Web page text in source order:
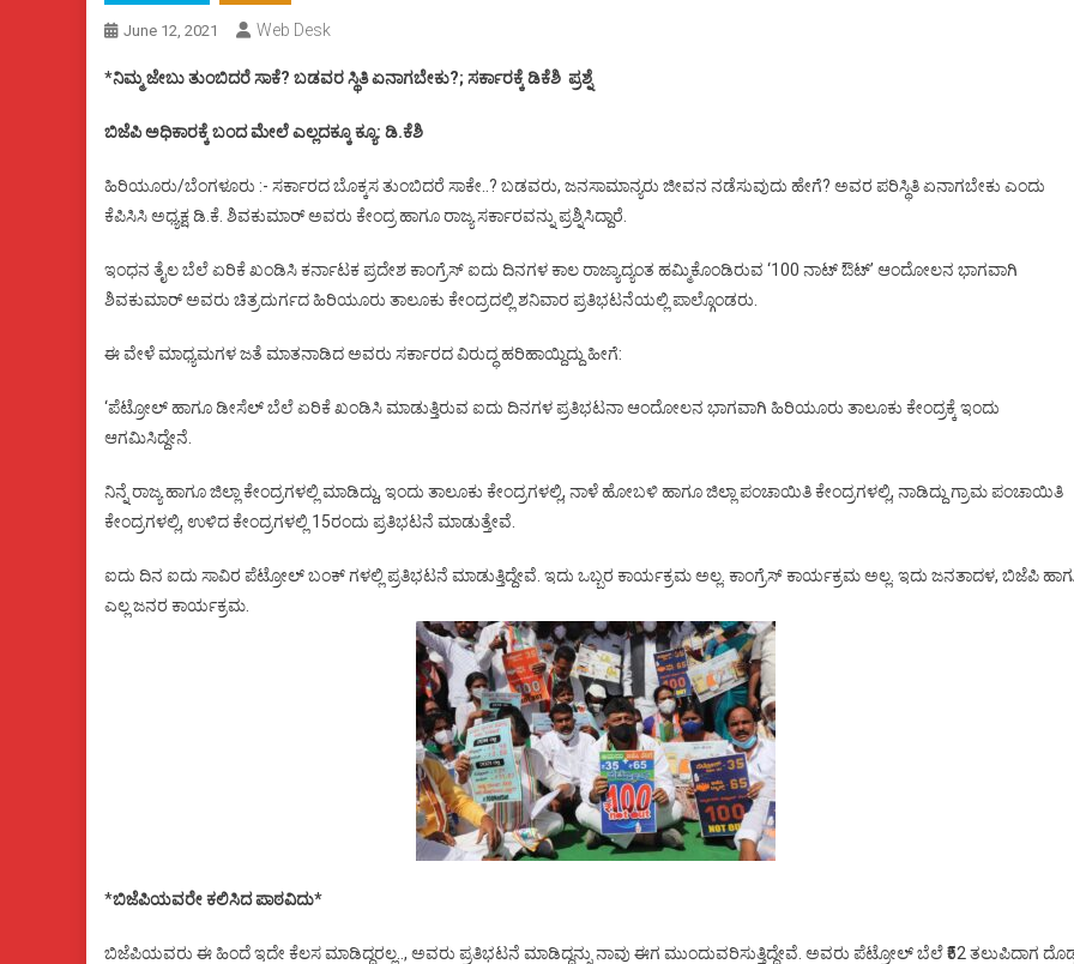
June 12, 2021 Web Desk
*ನಿಮ್ಮ ಜೇಬು ತುಂಬಿದರೆ ಸಾಕೆ? ಬಡವರ ಸ್ಥಿತಿ ಏನಾಗಬೇಕು?; ಸರ್ಕಾರಕ್ಕೆ ಡಿಕೆಶಿ ಪ್ರಶ್ನೆ
ಬಿಜೆಪಿ ಅಧಿಕಾರಕ್ಕೆ ಬಂದ ಮೇಲೆ ಎಲ್ಲದಕ್ಕೂ ಕ್ಯೂ: ಡಿ.ಕೆಶಿ
ಹಿರಿಯೂರು/ಬೆಂಗಳೂರು :- ಸರ್ಕಾರದ ಬೊಕ್ಕಸ ತುಂಬಿದರೆ ಸಾಕೇ..? ಬಡವರು, ಜನಸಾಮಾನ್ಯರು ಜೀವನ ನಡೆಸುವುದು ಹೇಗೆ? ಅವರ ಪರಿಸ್ಥಿತಿ ಏನಾಗಬೇಕು ಎಂದು
ಕೆಪಿಸಿಸಿ ಅಧ್ಯಕ್ಷ ಡಿ.ಕೆ. ಶಿವಕುಮಾರ್ ಅವರು ಕೇಂದ್ರ ಹಾಗೂ ರಾಜ್ಯ ಸರ್ಕಾರವನ್ನು ಪ್ರಶ್ನಿಸಿದ್ದಾರೆ.
ಇಂಧನ ತೈಲ ಬೆಲೆ ಏರಿಕೆ ಖಂಡಿಸಿ ಕರ್ನಾಟಕ ಪ್ರದೇಶ ಕಾಂಗ್ರೆಸ್ ಐದು ದಿನಗಳ ಕಾಲ ರಾಜ್ಯಾದ್ಯಂತ ಹಮ್ಮಿಕೊಂಡಿರುವ ‘100 ನಾಟ್ ಔಟ್’ ಆಂದೋಲನ ಭಾಗವಾಗಿ
ಶಿವಕುಮಾರ್ ಅವರು ಚಿತ್ರದುರ್ಗದ ಹಿರಿಯೂರು ತಾಲೂಕು ಕೇಂದ್ರದಲ್ಲಿ ಶನಿವಾರ ಪ್ರತಿಭಟನೆಯಲ್ಲಿ ಪಾಲ್ಗೊಂಡರು.
ಈ ವೇಳೆ ಮಾಧ್ಯಮಗಳ ಜತೆ ಮಾತನಾಡಿದ ಅವರು ಸರ್ಕಾರದ ವಿರುದ್ಧ ಹರಿಹಾಯ್ದಿದ್ದು ಹೀಗೆ:
‘ಪೆಟ್ರೋಲ್ ಹಾಗೂ ಡೀಸೆಲ್ ಬೆಲೆ ಏರಿಕೆ ಖಂಡಿಸಿ ಮಾಡುತ್ತಿರುವ ಐದು ದಿನಗಳ ಪ್ರತಿಭಟನಾ ಆಂದೋಲನ ಭಾಗವಾಗಿ ಹಿರಿಯೂರು ತಾಲೂಕು ಕೇಂದ್ರಕ್ಕೆ ಇಂದು
ಆಗಮಿಸಿದ್ದೇನೆ.
ನಿನ್ನೆ ರಾಜ್ಯ ಹಾಗೂ ಜಿಲ್ಲಾ ಕೇಂದ್ರಗಳಲ್ಲಿ ಮಾಡಿದ್ದು, ಇಂದು ತಾಲೂಕು ಕೇಂದ್ರಗಳಲ್ಲಿ, ನಾಳೆ ಹೋಬಳಿ ಹಾಗೂ ಜಿಲ್ಲಾ ಪಂಚಾಯಿತಿ ಕೇಂದ್ರಗಳಲ್ಲಿ, ನಾಡಿದ್ದು ಗ್ರಾಮ ಪಂಚಾಯಿತಿ
ಕೇಂದ್ರಗಳಲ್ಲಿ, ಉಳಿದ ಕೇಂದ್ರಗಳಲ್ಲಿ 15ರಂದು ಪ್ರತಿಭಟನೆ ಮಾಡುತ್ತೇವೆ.
ಐದು ದಿನ ಐದು ಸಾವಿರ ಪೆಟ್ರೋಲ್ ಬಂಕ್ ಗಳಲ್ಲಿ ಪ್ರತಿಭಟನೆ ಮಾಡುತ್ತಿದ್ದೇವೆ. ಇದು ಒಬ್ಬರ ಕಾರ್ಯಕ್ರಮ ಅಲ್ಲ. ಕಾಂಗ್ರೆಸ್ ಕಾರ್ಯಕ್ರಮ ಅಲ್ಲ. ಇದು ಜನತಾದಳ, ಬಿಜೆಪಿ
ಎಲ್ಲ ಜನರ ಕಾರ್ಯಕ್ರಮ.
*ಬಿಜೆಪಿಯವರೇ ಕಲಿಸಿದ ಪಾಠವಿದು*
ಬಿಜೆಪಿಯವರು ಈ ಹಿಂದೆ ಇದೇ ಕೆಲಸ ಮಾಡಿದ್ದರಲ್ಲ.., ಅವರು ಪ್ರತಿಭಟನೆ ಮಾಡಿದ್ದನ್ನು ನಾವು ಈಗ ಮುಂದುವರಿಸುತ್ತಿದ್ದೇವೆ. ಅವರು ಪೆಟ್ರೋಲ್ ಬೆಲೆ ₹52 ತಲುಪಿದಾಗ